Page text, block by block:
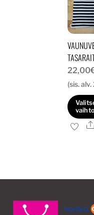
sivulla.
22,00
(sis.
Tällä
tehdä